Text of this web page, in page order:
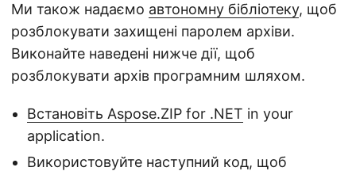
Ми також надаємо автономну бібліотеку, щоб
розблокувати захищені паролем архіви.
Виконайте наведені нижче дії, щоб
розблокувати архів програмним шляхом.
Встановіть Aspose.ZIP for .NET in your
application.
Використовуйте наступний код, щоб